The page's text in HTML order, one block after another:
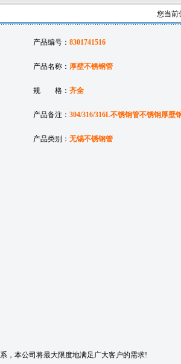
您当前
产品编号： 8301741516
产品名称： 厚壁不锈钢管
规 格：齐全
产品备注： 304/316/316L不锈钢管不锈钢厚壁
产品类别： 无锡不锈钢管
，本公司将最大限度地满足广大客户的需求!